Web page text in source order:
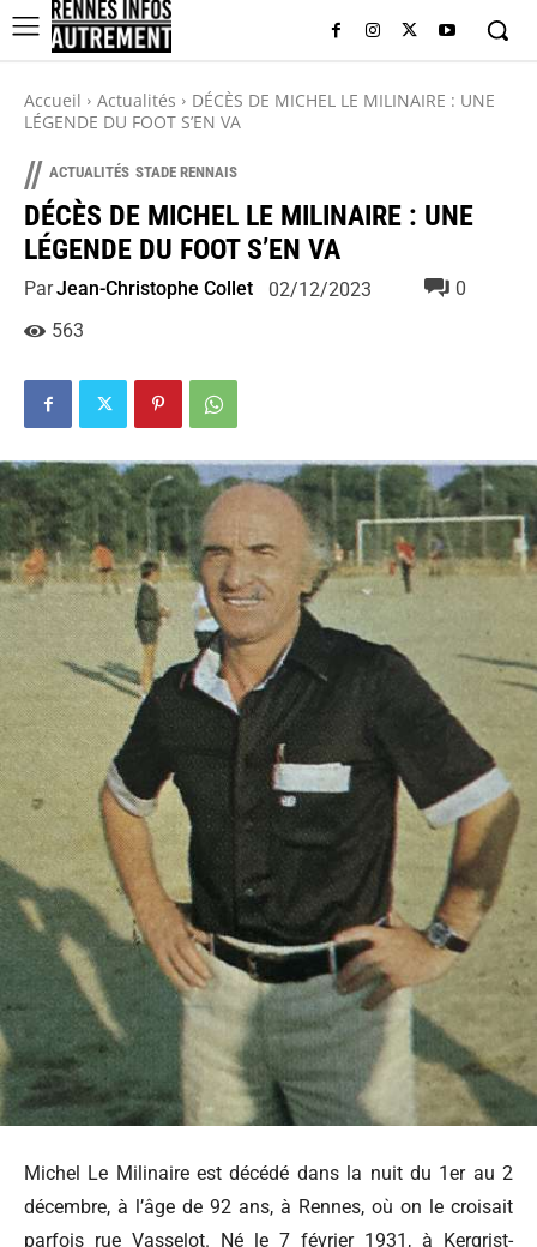
Accueil Actualités
DÉCÈS DE MICHEL LE MILINAIRE : UNE
LÉGENDE DU FOOT S’EN VA
// ACTUALITÉS STADE RENNAIS
DÉCÈS DE MICHEL LE MILINAIRE : UNE
LÉGENDE DU FOOT S’EN VA
ParJean-Christophe Collet 02/12/2023
0
563
Michel Le Milinaire est décédé dans la nuit du 1er au 2
décembre, à l’âge de 92 ans, à Rennes, où on le croisait
parfois rue Vasselot. Né le 7 février 1931, à Kergrist-